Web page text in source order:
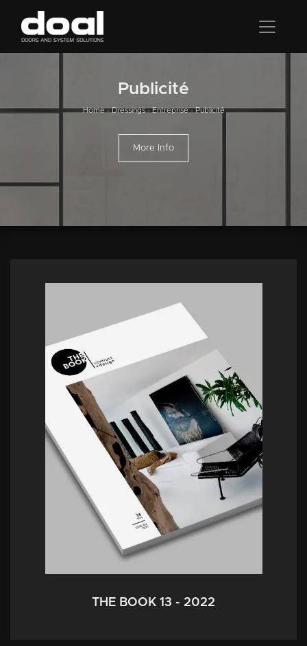
Publicité
Home-Dressings-Entreprise-Publicité
More Info
THE BOOK 13 - 2022